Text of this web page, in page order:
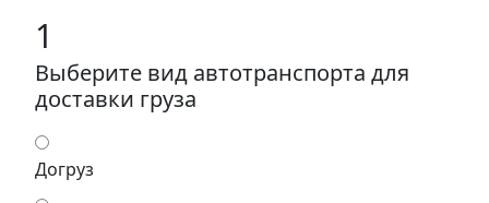
1
Выберите вид автотранспорта для
доставки груза
Догруз